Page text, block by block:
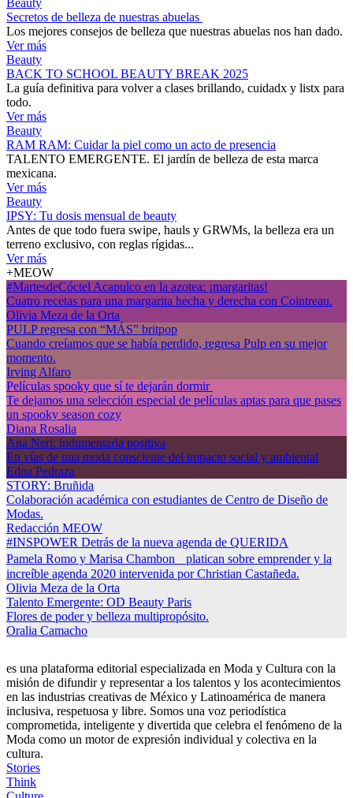
Beauty
Secretos de belleza de nuestras abuelas
Los mejores consejos de belleza que nuestras abuelas nos han dado.
Ver más
Beauty
BACK TO SCHOOL BEAUTY BREAK 2025
La guía definitiva para volver a clases brillando, cuidadx y listx para
todo.
Ver más
Beauty
RAM RAM: Cuidar la piel como un acto de presencia
TALENTO EMERGENTE. El jardín de belleza de esta marca
mexicana.
Ver más
Beauty
IPSY: Tu dosis mensual de beauty
Antes de que todo fuera swipe, hauls y GRWMs, la belleza era un
terreno exclusivo, con reglas rígidas...
Ver más
+MEOW
#MartesdeCóctel Acapulco en la azotea: ¡margaritas!
Cuatro recetas para una margarita hecha y derecha con Cointreau.
Olivia Meza de la Orta
PULP regresa con “MÁS” britpop
Cuando creíamos que se había perdido, regresa Pulp en su mejor
momento.
Irving Alfaro
Películas spooky que sí te dejarán dormir
Te dejamos una selección especial de películas aptas para que pases
un spooky season cozy
Diana Rosalia
Ana Neri: indumentaria positiva
En vías de una moda consciente del impacto social y ambiental
Edna Pedraza
STORY: Bruñida
Colaboración académica con estudiantes de Centro de Diseño de
Modas.
Redacción MEOW
#INSPOWER Detrás de la nueva agenda de QUERIDA
Pamela Romo y Marisa Chambon platican sobre emprender y la
increíble agenda 2020 intervenida por Christian Castañeda.
Olivia Meza de la Orta
Talento Emergente: OD Beauty Paris
Flores de poder y belleza multipropósito.
Oralia Camacho
es una plataforma editorial especializada en Moda y Cultura con la
misión de difundir y representar a los talentos y los acontecimientos
en las industrias creativas de México y Latinoamérica de manera
inclusiva, respetuosa y libre. Somos una voz periodística
comprometida, inteligente y divertida que celebra el fenómeno de la
Moda como un motor de expresión individual y colectiva en la
cultura.
Stories
Think